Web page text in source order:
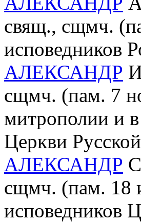
свящ., сщмч.
исповедников
АЛЕКСАНДР
сщмч. (пам. 7
митрополии и
Церкви
АЛЕКСАНДР
сщмч. (пам. 18
исповедников